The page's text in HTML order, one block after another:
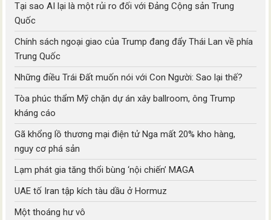
Tại sao AI lại là một rủi ro đối với Đảng Cộng sản Trung
Quốc
Chính sách ngoại giao của Trump đang đẩy Thái Lan về phía
Trung Quốc
Những điều Trái Đất muốn nói với Con Người: Sao lại thế?
Tòa phúc thẩm Mỹ chặn dự án xây ballroom, ông Trump
kháng cáo
Gã khổng lồ thương mại điện tử Nga mất 20% kho hàng,
nguy cơ phá sản
Lạm phát gia tăng thổi bùng ‘nội chiến’ MAGA
UAE tố Iran tập kích tàu dầu ở Hormuz
Một thoáng hư vô